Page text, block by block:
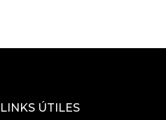
LINKS ÚTILES